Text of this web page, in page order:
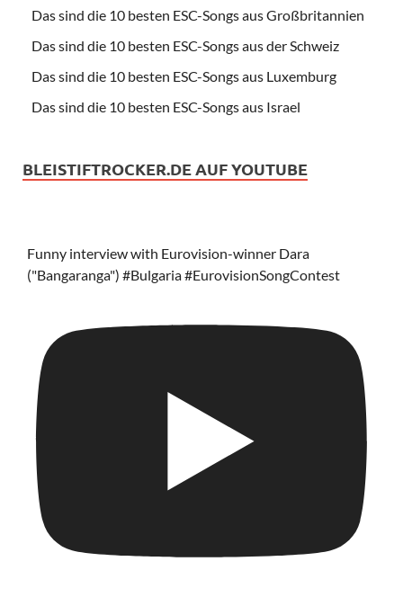
Das sind die 10 besten ESC-Songs aus Großbritannien
Das sind die 10 besten ESC-Songs aus der Schweiz
Das sind die 10 besten ESC-Songs aus Luxemburg
Das sind die 10 besten ESC-Songs aus Israel
BLEISTIFTROCKER.DE AUF YOUTUBE
Funny interview with Eurovision-winner Dara
("Bangaranga") #Bulgaria #EurovisionSongContest